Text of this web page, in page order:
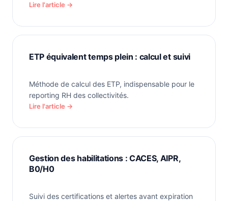
Lire l'article →
ETP équivalent temps plein : calcul et suivi
Méthode de calcul des ETP, indispensable pour le
reporting RH des collectivités.
Lire l'article →
Gestion des habilitations : CACES, AIPR,
B0/H0
Suivi des certifications et alertes avant expiration